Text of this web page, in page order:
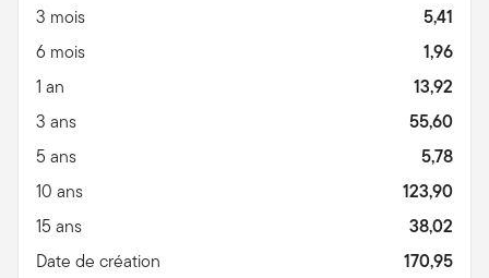
3 mois
5,41
6 mois
1,96
1 an
13,92
3 ans
55,60
5 ans
5,78
10 ans
123,90
15 ans
38,02
Date de création
170,95